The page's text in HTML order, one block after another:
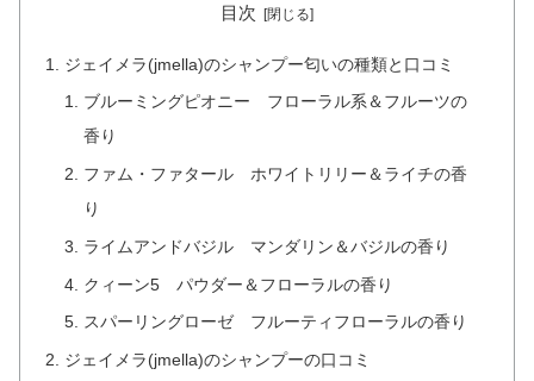
目次
ジェイメラ(jmella)のシャンプー匂いの種類と口コミ
ブルーミングピオニー フローラル系＆フルーツの
香り
ファム・ファタール ホワイトリリー＆ライチの香
り
ライムアンドバジル マンダリン＆バジルの香り
クィーン5 パウダー＆フローラルの香り
スパーリングローゼ フルーティフローラルの香り
ジェイメラ(jmella)のシャンプーの口コミ